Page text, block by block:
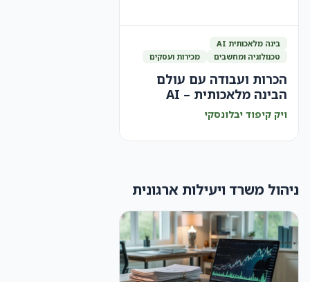
בינה מלאכותית AI
טכנולוגיה ומחשבים
מכירות ועסקים
הכרות ועבודה עם עולם
הבינה מלאכותית – AI
ויק קיפוד יבלונסקי
ניהול משרד ויעילות ארגונית